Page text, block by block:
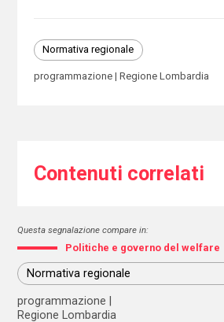
Normativa regionale
programmazione Regione Lombardia
Contenuti correlati
Questa segnalazione compare in:
Politiche e governo del welfare
Normativa regionale
programmazione
Regione Lombardia